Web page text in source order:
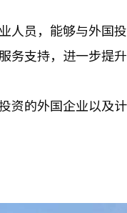
人员，能够与外国
支持，进一步提
的外国企业以及